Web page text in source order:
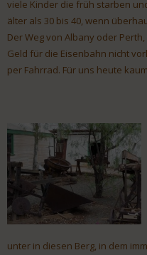
viele Kinder die früh starben
älter als 30 bis 40, wenn
Der Weg von Albany oder
Geld für die Eisenbahn nicht
per Fahrrad. Für uns heute
unter in diesen Berg, in dem